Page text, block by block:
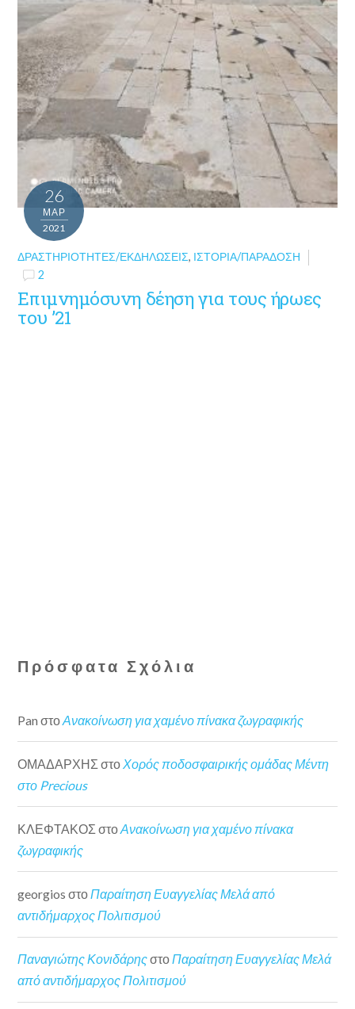
26
ΜΑΡ
2021
ΔΡΑΣΤΗΡΙΌΤΗΤΕΣ/ΕΚΔΗΛΏΣΕΙΣ, ΙΣΤΟΡΊΑ/ΠΑΡΆΔΟΣΗ
2
Επιμνημόσυνη δέηση για τους ήρωες
του ’21
Πρόσφατα Σχόλια
Pan στοΑνακοίνωση για χαμένο πίνακα ζωγραφικής
ΟΜΑΔΑΡΧΗΣ στο Χορός ποδοσφαιρικής ομάδας Μέντη
στο Precious
ΚΛΕΦΤΑΚΟΣ στοΑνακοίνωση για χαμένο πίνακα
ζωγραφικής
georgios στοΠαραίτηση Ευαγγελίας Μελά από
αντιδήμαρχος Πολιτισμού
Παναγιώτης ΚονιδάρηςστοΠαραίτηση Ευαγγελίας Μελά
από αντιδήμαρχος Πολιτισμού